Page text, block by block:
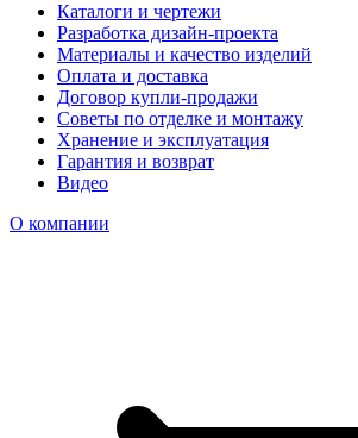
Каталоги и чертежи
Разработка дизайн-проекта
Материалы и качество изделий
Оплата и доставка
Договор купли-продажи
Советы по отделке и монтажу
Хранение и эксплуатация
Гарантия и возврат
Видео
О компании